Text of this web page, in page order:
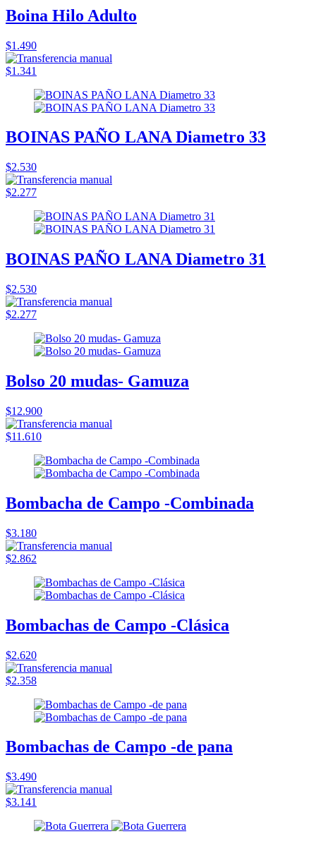
Boina Hilo Adulto
$1.490
$1.341
BOINAS PAÑO LANA Diametro 33
$2.530
$2.277
BOINAS PAÑO LANA Diametro 31
$2.530
$2.277
Bolso 20 mudas- Gamuza
$12.900
$11.610
Bombacha de Campo -Combinada
$3.180
$2.862
Bombachas de Campo -Clásica
$2.620
$2.358
Bombachas de Campo -de pana
$3.490
$3.141